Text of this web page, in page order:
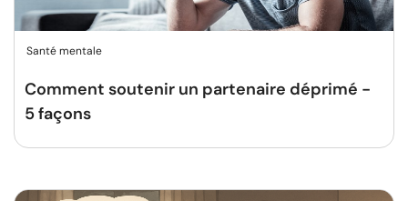
Santé mentale
Comment soutenir un partenaire déprimé -
5 façons